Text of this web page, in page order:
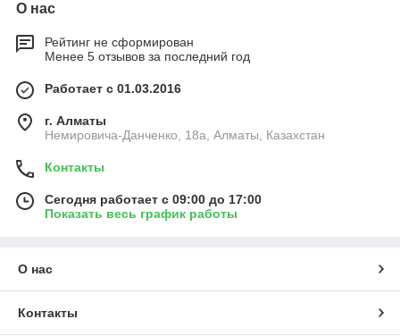
О нас
Рейтинг не сформирован
Менее 5 отзывов за последний год
Работает с 01.03.2016
г. Алматы
Немировича-Данченко, 18а, Алматы, Казахстан
Контакты
Сегодня работает с 09:00 до 17:00
Показать весь график работы
О нас
Контакты